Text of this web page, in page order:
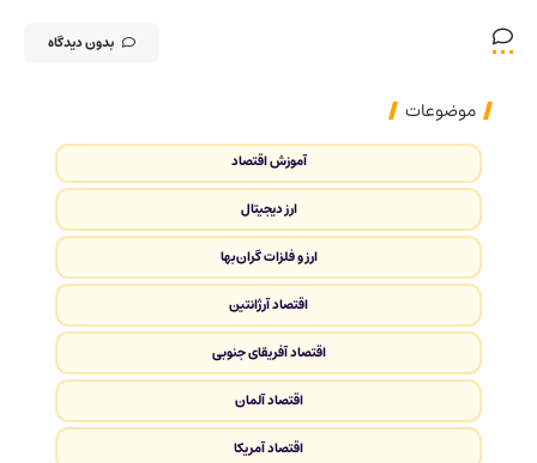
بدون دیدگاه
موضوعات
آموزش اقتصاد
ارز دیجیتال
ارز و فلزات گران‌بها
اقتصاد آرژانتین
اقتصاد آفریقای جنوبی
اقتصاد آلمان
اقتصاد آمریکا